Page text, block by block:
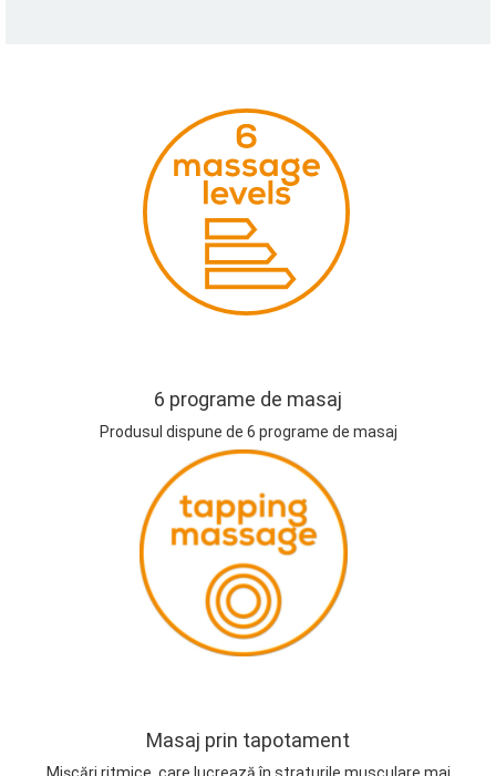
6 programe de masaj
Produsul dispune de 6 programe de masaj
Masaj prin tapotament